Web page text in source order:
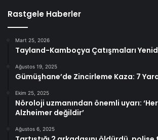
Rastgele Haberler
Mart 25, 2026
Tayland-Kamboçya Çatışmaları
Ağustos 19, 2025
Gümüşhane’de Zincirleme Kaza: 7
Ekim 25, 2025
Nöroloji uzmanından önemli uyarı:
Alzheimer değildir’
Ağustos 6, 2025